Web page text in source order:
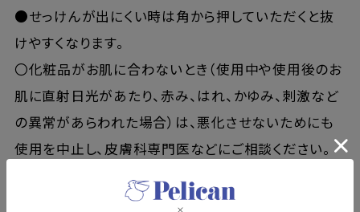
●せっけんが出にくい時は角から押していただくと抜
けやすくなります。
〇化粧品がお肌に合わないとき（使用中や使用後のお
肌に直射日光があたり、赤み、はれ、かゆみ、刺激など
の異常があらわれた場合）は、悪化させないためにも
使用を中止し、皮膚科専門医などにご相談ください。
いにならないでください。